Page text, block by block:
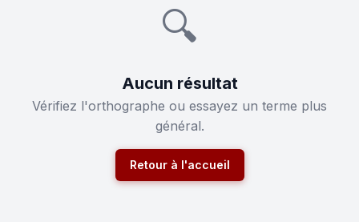
🔍
Aucun résultat
Vérifiez l'orthographe ou essayez un terme plus
général.
Retour à l'accueil